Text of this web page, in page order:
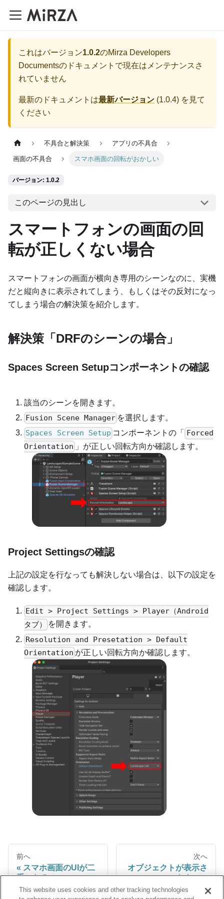
これはバージョン1.0.2のMirza Developers
Documentsのドキュメントで現在はメンテナンスさ
れていません
最新のドキュメントは最新バージョン (1.0.4) を見て
ください
不具合と解決策 アプリの不具合
画面の不具合 スマホ画面の回転がおかしい
バージョン: 1.0.2
このページの見出し
スマートフォンの画面の回
転が正しくない場合
スマートフォンの画面が横向き専用のシーンなのに、実機
だと縦向きに表示されてしまう、もしくはその反対になっ
てしまう場合の解決策を紹介します。
解決策「DRFのシーンの場合」
Spaces Screen Setupコンポーネントの確認
該当のシーンを開きます。
Fusion Scene Manager を選択します。
Spaces Screen Setup コンポーネントの「
Forced
Orientation 」が正しい回転方向か確認します。
Project Settingsの確認
上記の設定を行なっても解決しない場合は、以下の設定を
確認します。
Edit > Project Settings > Player（Android
タブ）
を開きます。
Resolution and Presetation > Default
Orientation が正しい回転方向か確認します。
前へ
スマホ画面のUIが二
重になる
次へ
オブジェクトが表示さ
れない
This website uses cookies and other tracking technologies